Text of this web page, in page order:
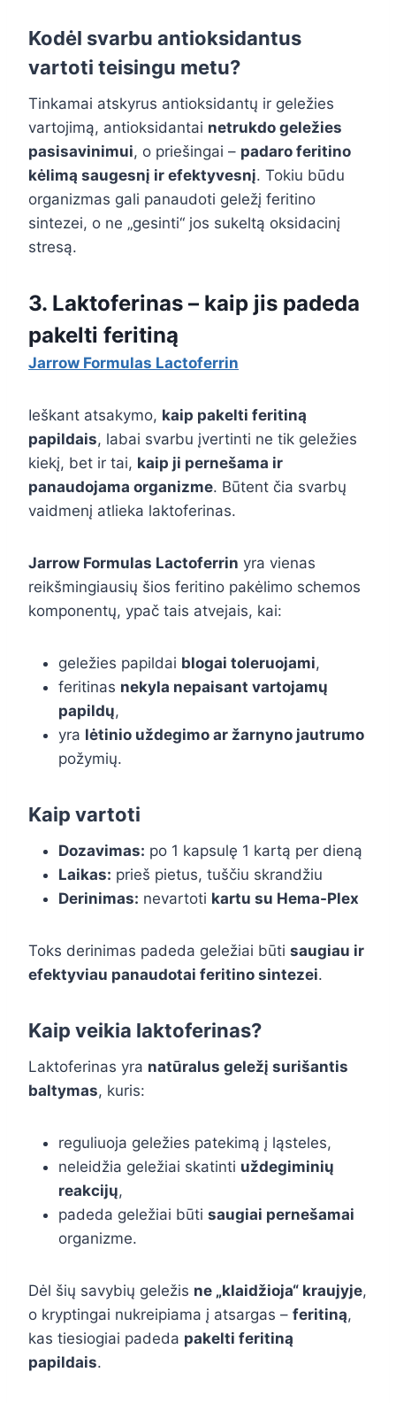
Kodėl svarbu antioksidantus
vartoti teisingu metu?
Tinkamai atskyrus antioksidantų ir geležies
vartojimą, antioksidantai netrukdo geležies
pasisavinimui, o priešingai – padaro feritino
kėlimą saugesnį ir efektyvesnį. Tokiu būdu
organizmas gali panaudoti geležį feritino
sintezei, o ne „gesinti“ jos sukeltą oksidacinį
stresą.
3. Laktoferinas – kaip jis padeda
pakelti feritiną
Jarrow Formulas Lactoferrin
Ieškant atsakymo, kaip pakelti feritiną
papildais, labai svarbu įvertinti ne tik geležies
kiekį, bet ir tai, kaip ji pernešama ir
panaudojama organizme. Būtent čia svarbų
vaidmenį atlieka laktoferinas.
Jarrow Formulas Lactoferrin yra vienas
reikšmingiausių šios feritino pakėlimo schemos
komponentų, ypač tais atvejais, kai:
geležies papildai blogai toleruojami,
feritinas nekyla nepaisant vartojamų
papildų,
yra lėtinio uždegimo ar žarnyno jautrumo
požymių.
Kaip vartoti
Dozavimas: po 1 kapsulę 1 kartą per dieną
Laikas: prieš pietus, tuščiu skrandžiu
Derinimas: nevartoti kartu su Hema-Plex
Toks derinimas padeda geležiai būti saugiau ir
efektyviau panaudotai feritino sintezei.
Kaip veikia laktoferinas?
Laktoferinas yra natūralus geležį surišantis
baltymas, kuris:
reguliuoja geležies patekimą į ląsteles,
neleidžia geležiai skatinti uždegiminių
reakcijų,
padeda geležiai būti saugiai pernešamai
organizme.
Dėl šių savybių geležis ne „klaidžioja“ kraujyje,
o kryptingai nukreipiama į atsargas – feritiną,
kas tiesiogiai padeda pakelti feritiną
papildais.